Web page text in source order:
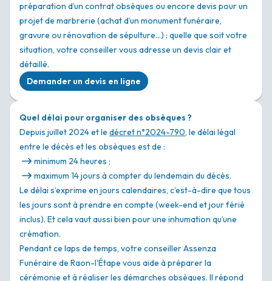
préparation d’un contrat obsèques ou encore devis pour un
projet de marbrerie (achat d’un monument funéraire,
gravure ou rénovation de sépulture…) : quelle que soit votre
situation, votre conseiller vous adresse un devis clair et
détaillé.
Demander un devis en ligne
Quel délai pour organiser des obsèques ?
Depuis juillet 2024 et le décret n°2024-790, le délai légal
entre le décès et les obsèques est de :
minimum 24 heures ;
maximum 14 jours à compter du lendemain du décès.
Le délai s’exprime en jours calendaires, c’est-à-dire que tous
les jours sont à prendre en compte (week-end et jour férié
inclus). Et cela vaut aussi bien pour une inhumation qu’une
crémation.
Pendant ce laps de temps, votre conseiller Assenza
Funéraire de Raon-l'Étape vous aide à préparer la
cérémonie et à réaliser les démarches obsèques. Il répond